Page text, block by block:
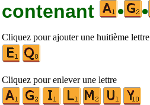
contenant
• •
Cliquez pour ajouter une huitième lettre
Cliquez pour enlever une lettre